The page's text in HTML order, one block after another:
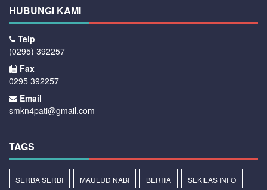
HUBUNGI KAMI
Telp
(0295) 392257
Fax
0295 392257
Email
smkn4pati@gmail.com
TAGS
SERBA SERBI MAULUD NABI BERITA SEKILAS INFO